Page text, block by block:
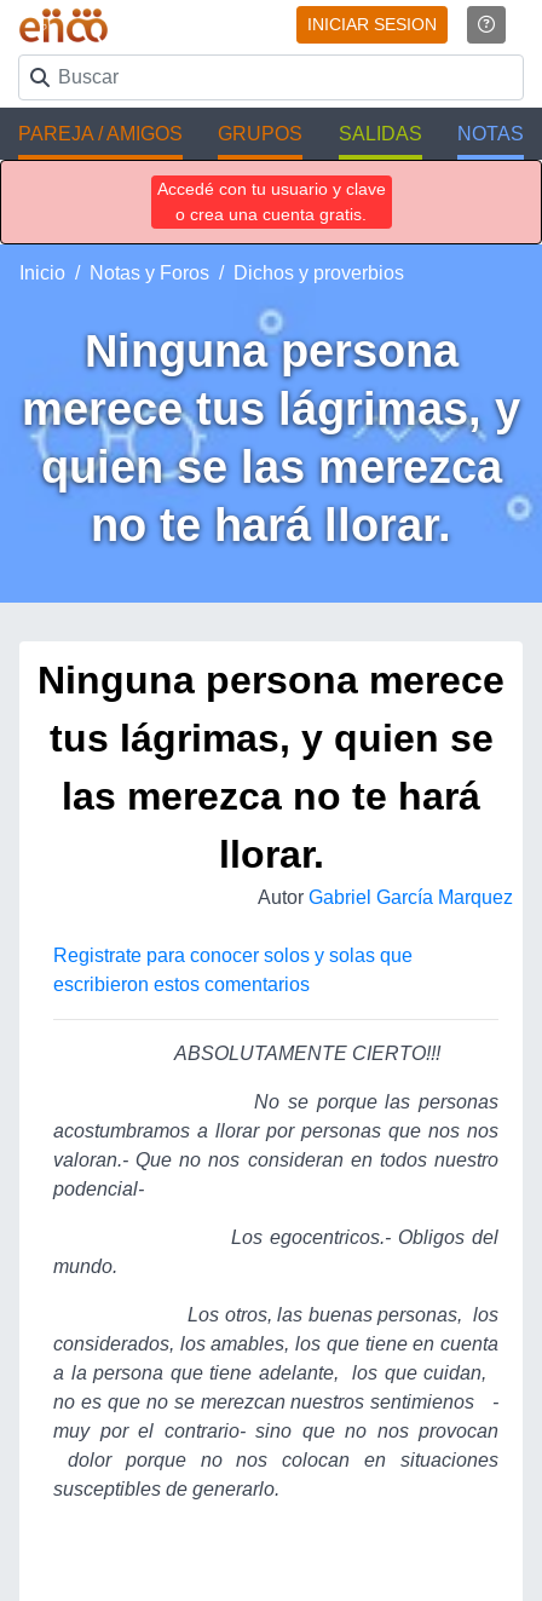
INICIAR SESION
PAREJA / AMIGOS GRUPOS SALIDAS NOTAS
Accedé con tu usuario y clave
o crea una cuenta gratis.
Inicio Notas y Foros Dichos y proverbios
Ninguna persona
merece tus lágrimas, y
quien se las merezca
no te hará llorar.
Ninguna persona merece
tus lágrimas, y quien se
las merezca no te hará
llorar.
Autor Gabriel García Marquez
Registrate para conocer solos y solas que
escribieron estos comentarios
ABSOLUTAMENTE CIERTO!!!
No se porque las personas
acostumbramos a llorar por personas que nos nos
valoran.- Que no nos consideran en todos nuestro
podencial-
Los egocentricos.- Obligos del
mundo.
Los otros, las buenas personas, los
considerados, los amables, los que tiene en cuenta
a la persona que tiene adelante, los que cuidan,
no es que no se merezcan nuestros sentimienos -
muy por el contrario- sino que no nos provocan
dolor porque no nos colocan en situaciones
susceptibles de generarlo.